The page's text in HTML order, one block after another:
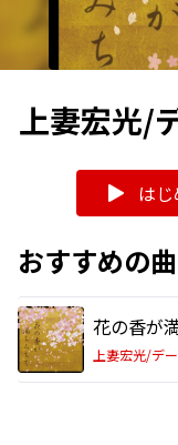
上妻宏光/
は
おすすめの曲